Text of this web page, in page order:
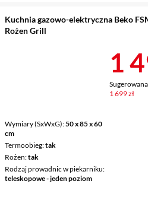
Kuchnia gazowo-elektryczna Beko
Rożen Grill
Wymiary (SxWxG) 50 x 85 x 60
cm
Termoobieg tak
Rożen tak
Rodzaj prowadnic w piekarniku
teleskopowe - jeden poziom
1
1 699 zł